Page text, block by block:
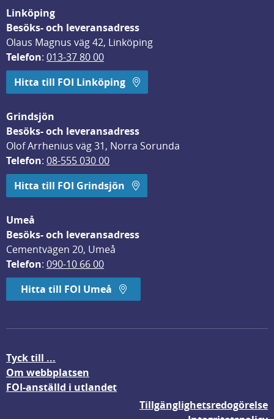
Linköping
Besöks- och leveransadress
Olaus Magnus väg 42, Linköping
Telefon: 013-37 80 00
Hitta till FOI Linköping
Grindsjön
Besöks- och leveransadress
Olof Arrhenius väg 31, Norra Sorunda
Telefon: 08-555 030 00
Hitta till FOI Grindsjön
Umeå
Besöks- och leveransadress
Cementvägen 20, Umeå
Telefon: 090-10 66 00
Hitta till FOI Umeå
Tyck till ...
Om webbplatsen
FOI-anställd i utlandet
Tillgänglighetsredogörelse